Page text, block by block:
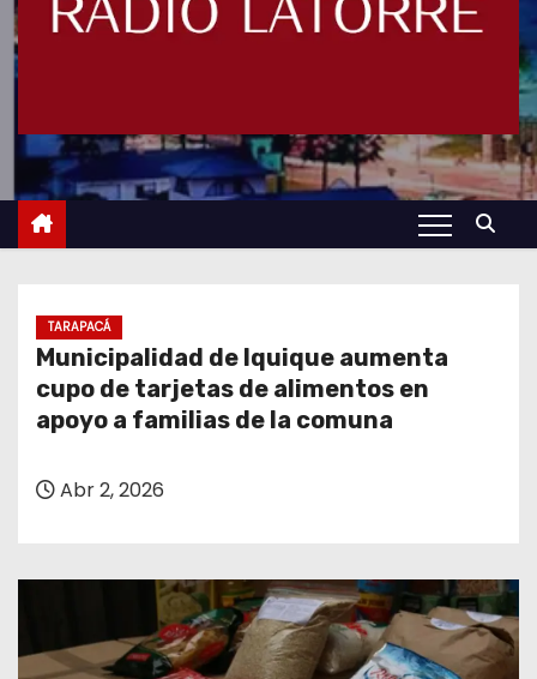
TARAPACÁ
Municipalidad de Iquique aumenta
cupo de tarjetas de alimentos en
apoyo a familias de la comuna
Abr 2, 2026